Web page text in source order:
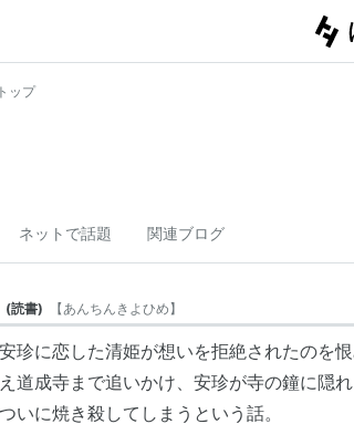
ップ
ネットで話題 関連ブログ
(読書) 【あんちんきよひめ】
珍に恋した清姫が想いを拒絶されたのを
道成寺まで追いかけ、安珍が寺の鐘に隠
いに焼き殺してしまうという話。